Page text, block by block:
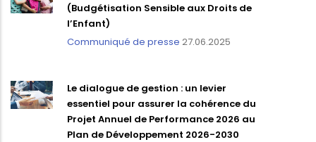
(Budgétisation Sensible aux Droits de
l’Enfant)
Communiqué de presse 27.06.2025
Le dialogue de gestion : un levier
essentiel pour assurer la cohérence du
Projet Annuel de Performance 2026 au
Plan de Développement 2026-2030